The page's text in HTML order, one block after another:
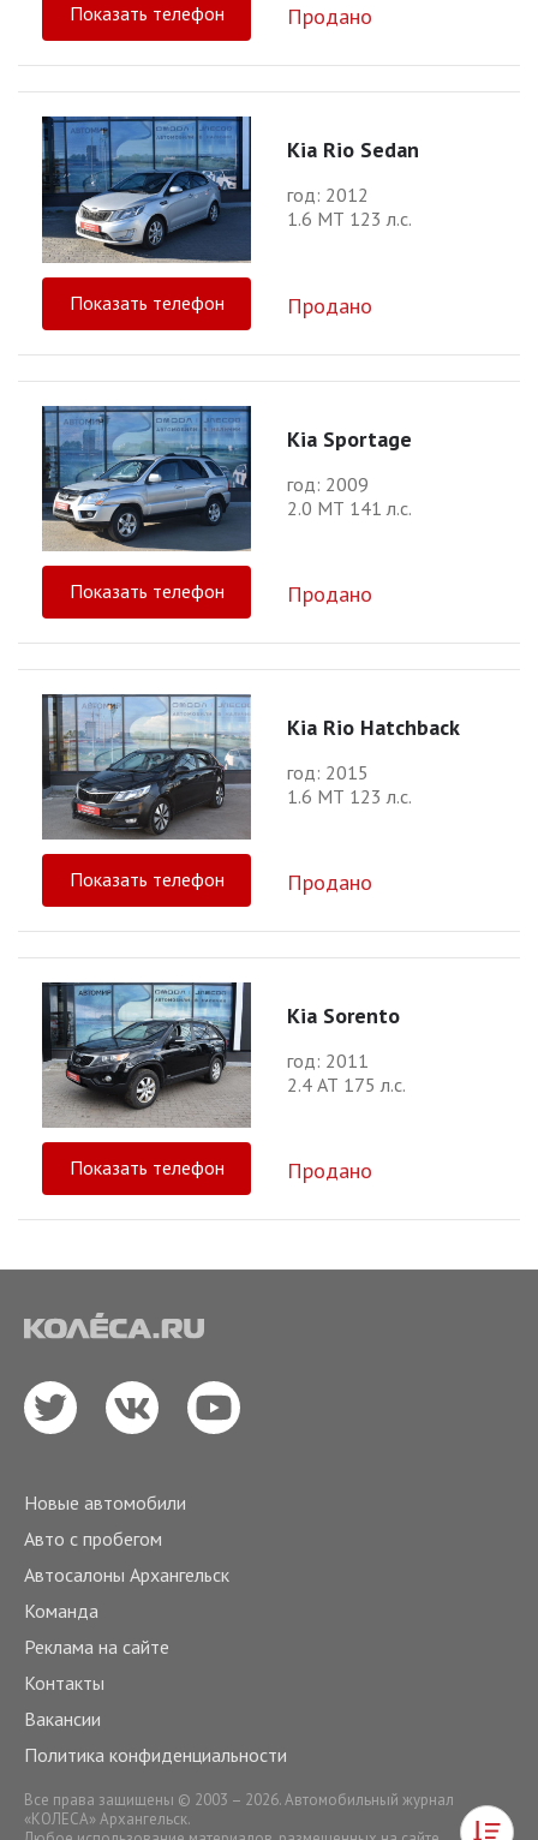
Показать телефон Продано
Kia Rio Sedan
год: 2012
1.6 МТ 123 л.с.
Показать телефон Продано
Kia Sportage
год: 2009
2.0 МТ 141 л.с.
Показать телефон Продано
Kia Rio Hatchback
год: 2015
1.6 МТ 123 л.с.
Показать телефон Продано
Kia Sorento
год: 2011
2.4 АТ 175 л.с.
Показать телефон Продано
Новые автомобили
Авто с пробегом
Автосалоны Архангельск
Команда
Реклама на сайте
Контакты
Вакансии
Политика конфиденциальности
Все права защищены © 2003 – 2026. Автомобильный журнал
«КОЛЕСА» Архангельск.